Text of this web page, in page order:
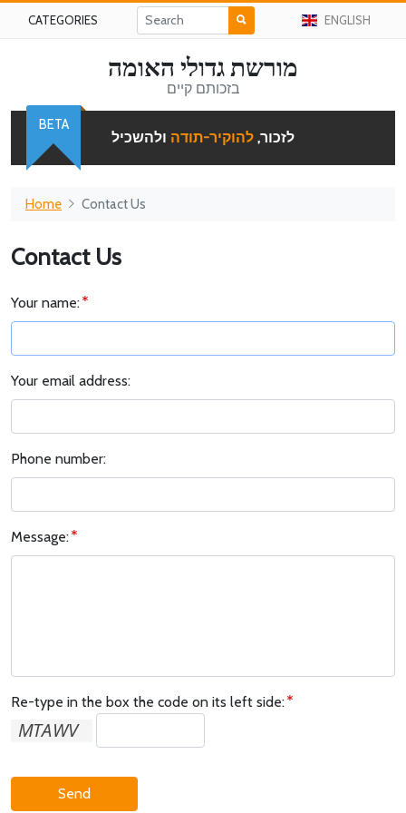
CATEGORIES ENGLISH
מורשת גדולי האומה
בזכותם קיים
לזכור, להוקיר-תודה ולהשכיל
BETA
Home Contact Us
Contact Us
Your name:
Your email address:
Phone number:
Message:
Re-type in the box the code on its left side:
Send